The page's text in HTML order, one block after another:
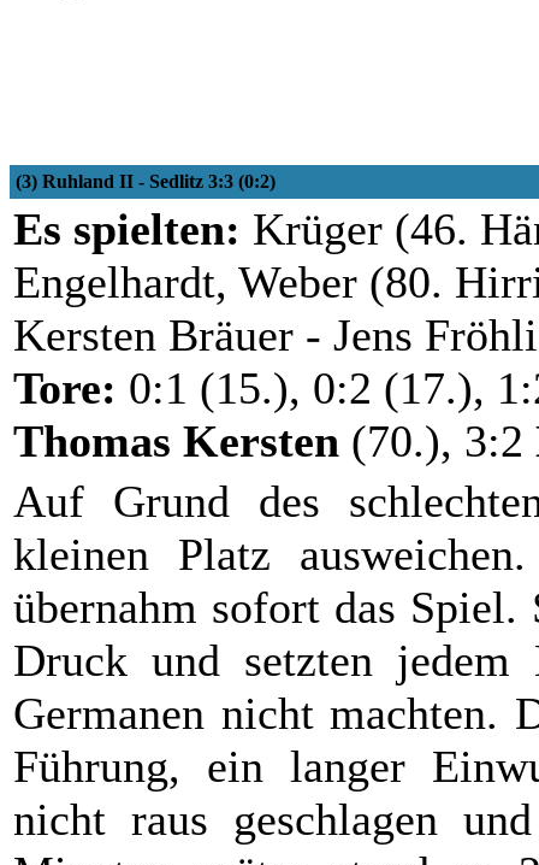
(3) Ruhland II - Sedlitz 3:3 (0:2)
Es spielten: Krüger (46.
Engelhardt, Weber (80.
Kersten Bräuer - Jens
Tore: 0:1 (15.), 0:2 (17.),
Thomas Kersten (70.), 3:2
Auf Grund des
kleinen Platz
übernahm sofort das
Druck und setzten
Germanen nicht machten.
Führung, ein langer
nicht raus geschlagen